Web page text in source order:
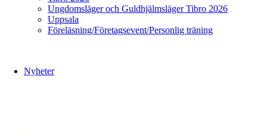
Ungdomsläger och Guldhjälmsläger Tibro 2026
Uppsala
Föreläsning/Företagsevent/Personlig träning
Nyheter